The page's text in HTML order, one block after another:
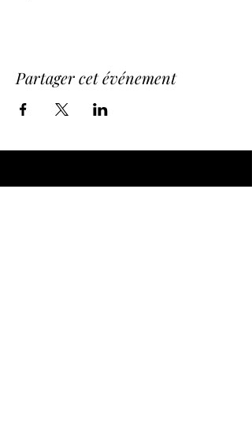
Partager cet événement